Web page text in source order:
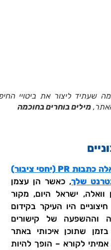
שעתיד ליצור את ביטויי
מילים בוחרים בחוכמה
קישורים איכותיים חיצוניים אלה כתבות PR (יחסי ציבור)
שלך, כאשר הן עצמן
וואלה, ישראל היום, מקור
היו העיקר בקידום
וההשפעה של קישורים
שתוכן איכותי באתר
לקורא – הופך להיות